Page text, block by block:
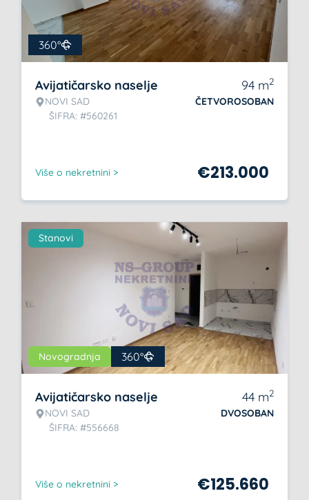
360°
Avijatičarsko naselje
NOVI SAD
ŠIFRA: #560261
94 m2
ČETVOROSOBAN
Više o nekretnini > €213.000
Stanovi
Novogradnja 360°
Avijatičarsko naselje
NOVI SAD
ŠIFRA: #556668
44 m2
DVOSOBAN
Više o nekretnini > €125.660